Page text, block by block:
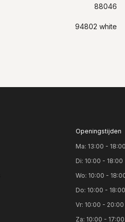
88046
94802 white
Openingstijden
Ma: 13:00 - 18:00
Di: 10:00 - 18:00
Wo: 10:00 -
Do: 10:00 - 18:00
Vr: 10:00 - 20:00
Za: 10:00 - 17:00